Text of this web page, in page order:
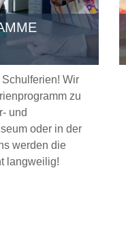
Wir
zu
und
oder in der
werden die
langweilig!